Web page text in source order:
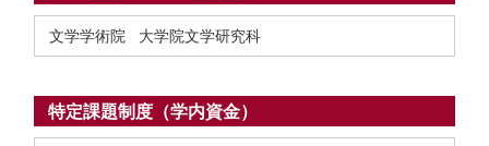
文学学術院 大学院文学研究科
特定課題制度（学内資金）